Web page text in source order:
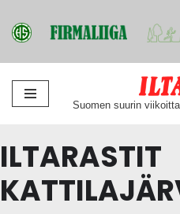
Siirry
Suomen suurin
ILTARASTIT